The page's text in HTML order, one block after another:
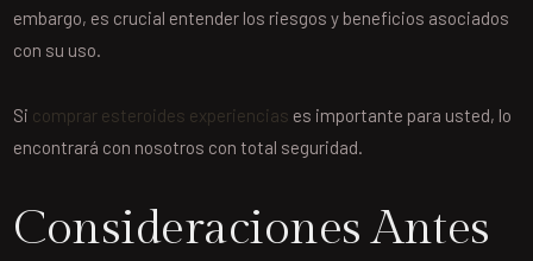
embargo, es crucial entender los riesgos y beneficios asociados
con su uso.
Si comprar esteroides experiencias es importante para usted, lo
encontrará con nosotros con total seguridad.
Consideraciones Antes